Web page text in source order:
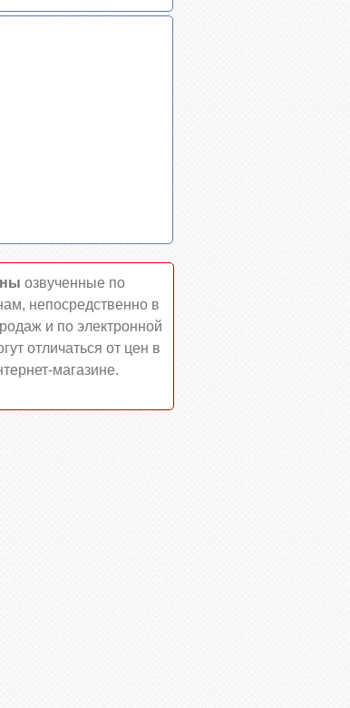
озвученные по
непосредственно в
и по электронной
отличаться от цен в
магазине.